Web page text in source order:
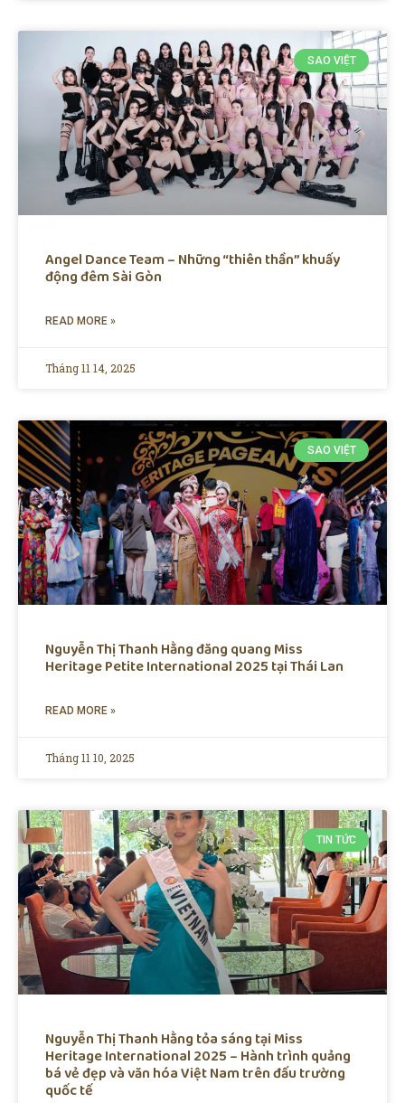
SAO VIỆT
Angel Dance Team – Những “thiên thần” khuấy
động đêm Sài Gòn
READ MORE »
Tháng 11 14, 2025
SAO VIỆT
Nguyễn Thị Thanh Hằng đăng quang Miss
Heritage Petite International 2025 tại Thái Lan
READ MORE »
Tháng 11 10, 2025
TIN TỨC
Nguyễn Thị Thanh Hằng tỏa sáng tại Miss
Heritage International 2025 – Hành trình quảng
bá vẻ đẹp và văn hóa Việt Nam trên đấu trường
quốc tế